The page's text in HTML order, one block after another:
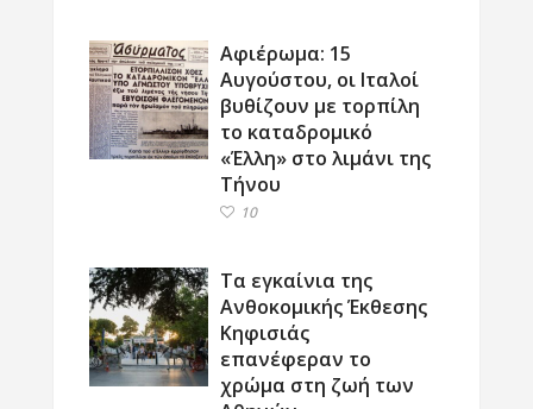
Αφιέρωμα: 15
Αυγούστου, οι Ιταλοί
βυθίζουν με τορπίλη
το καταδρομικό
«Έλλη» στο λιμάνι της
Τήνου
10
Τα εγκαίνια της
Ανθοκομικής Έκθεσης
Κηφισιάς
επανέφεραν το
χρώμα στη ζωή των